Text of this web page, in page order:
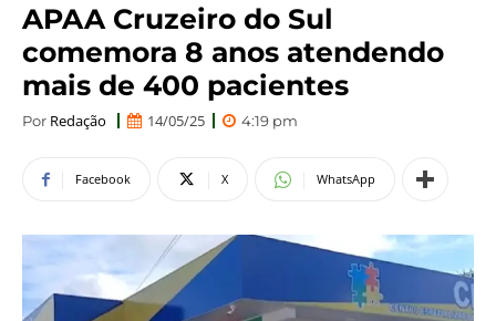
APAA Cruzeiro do Sul
comemora 8 anos atendendo
mais de 400 pacientes
Por Redação 14/05/25 4:19 pm
Facebook X WhatsApp